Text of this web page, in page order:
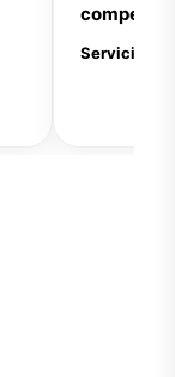
Serviciu: